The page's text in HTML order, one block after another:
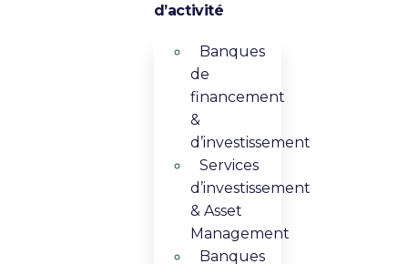
d’activité
Banques
de
financement
&
d’investissement
Services
d’investissement
& Asset
Management​
Banques